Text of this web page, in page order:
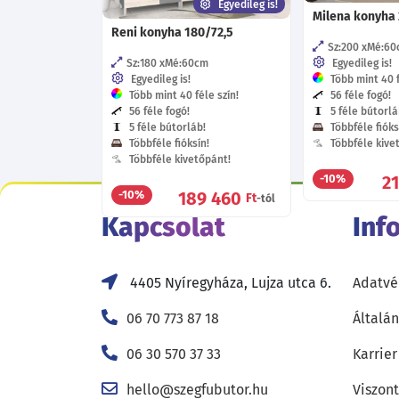
Milena konyha
Sz:200 Mé:60
Egyedileg is!
Több mint 40
56 féle fogó!
5 féle
Többféle
Többféle
-10%
Egyedileg is!
Reni konyha 180/72,5
Sz:180 Mé:60cm
Egyedileg is!
Több mint 40 féle szín!
56 féle fogó!
5 féle bútorláb!
Többféle fióksín!
Többféle kivetőpánt!
-10% 189 460 Ft-tól
Kapcsolat
4405 Nyíregyháza, Lujza utca 6.
06 70 773 87 18
06 30 570 37 33
hello@szegfubutor.hu
Karrier